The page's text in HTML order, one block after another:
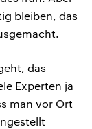
bleiben, das
das
Experten ja
man vor Ort